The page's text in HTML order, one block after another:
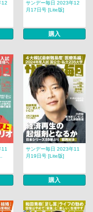
12
サンデー毎日 2023年12
月17日号 [Lite版]
購入
11
サンデー毎日 2023年11
月19日号 [Lite版]
購入